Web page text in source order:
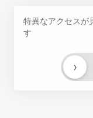
特異なアクセスが
す
›